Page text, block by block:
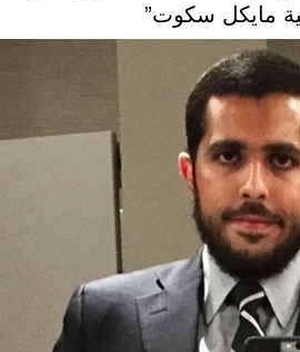
مايكل سكوت”